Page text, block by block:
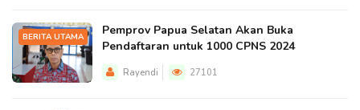
BERITA UTAMA
Pemprov Papua Selatan Akan Buka
Pendaftaran untuk 1000 CPNS 2024
Rayendi 27101